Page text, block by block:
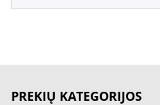
PREKIŲ KATEGORIJOS